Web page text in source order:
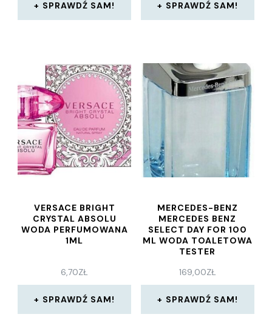
SPRAWDŹ SAM! SPRAWDŹ SAM!
VERSACE BRIGHT
CRYSTAL ABSOLU
WODA PERFUMOWANA
1ML
6,70ZŁ
SPRAWDŹ SAM!
MERCEDES-BENZ
MERCEDES BENZ
SELECT DAY FOR 100
ML WODA TOALETOWA
TESTER
169,00ZŁ
SPRAWDŹ SAM!